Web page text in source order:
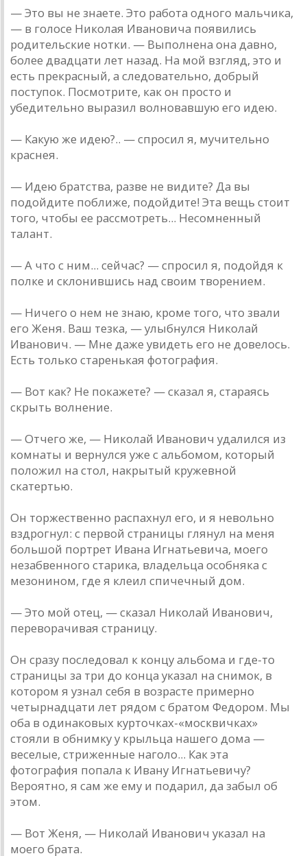
— Это вы не знаете. Это работа одного мальчика,
— в голосе Николая Ивановича появились
родительские нотки. — Выполнена она давно,
более двадцати лет назад. На мой взгляд, это и
есть прекрасный, а следовательно, добрый
поступок. Посмотрите, как он просто и
убедительно выразил волновавшую его идею.
— Какую же идею?.. — спросил я, мучительно
краснея.
— Идею братства, разве не видите? Да вы
подойдите поближе, подойдите! Эта вещь стоит
того, чтобы ее рассмотреть... Несомненный
талант.
— А что с ним... сейчас? — спросил я, подойдя к
полке и склонившись над своим творением.
— Ничего о нем не знаю, кроме того, что звали
его Женя. Ваш тезка, — улыбнулся Николай
Иванович. — Мне даже увидеть его не довелось.
Есть только старенькая фотография.
— Вот как? Не покажете? — сказал я, стараясь
скрыть волнение.
— Отчего же, — Николай Иванович удалился из
комнаты и вернулся уже с альбомом, который
положил на стол, накрытый кружевной
скатертью.
Он торжественно распахнул его, и я невольно
вздрогнул: с первой страницы глянул на меня
большой портрет Ивана Игнатьевича, моего
незабвенного старика, владельца особняка с
мезонином, где я клеил спичечный дом.
— Это мой отец, — сказал Николай Иванович,
переворачивая страницу.
Он сразу последовал к концу альбома и где-то
страницы за три до конца указал на снимок, в
котором я узнал себя в возрасте примерно
четырнадцати лет рядом с братом Федором. Мы
оба в одинаковых курточках-«москвичках»
стояли в обнимку у крыльца нашего дома —
веселые, стриженные наголо... Как эта
фотография попала к Ивану Игнатьевичу?
Вероятно, я сам же ему и подарил, да забыл об
этом.
— Вот Женя, — Николай Иванович указал на
моего брата.